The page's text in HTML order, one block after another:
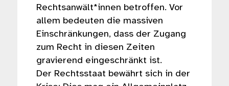
Rechtsanwält*innen betroffen. Vor
allem bedeuten die massiven
Einschränkungen, dass der Zugang
zum Recht in diesen Zeiten
gravierend eingeschränkt ist.
Der Rechtsstaat bewährt sich in der